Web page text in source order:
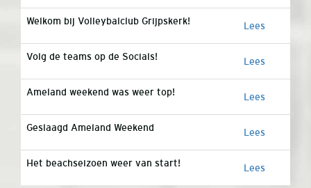
Welkom bij Volleybalclub Grijpskerk! Lees
Volg de teams op de Socials! Lees
Ameland weekend was weer top! Lees
Geslaagd Ameland Weekend Lees
Het beachseizoen weer van start! Lees